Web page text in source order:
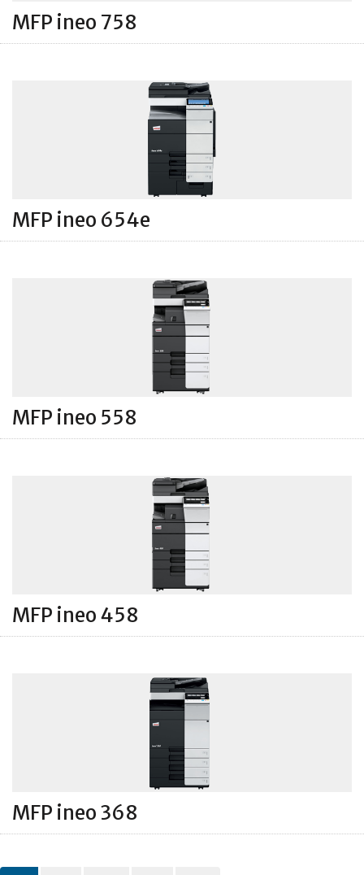
MFP ineo 758
MFP ineo 654e
MFP ineo 558
MFP ineo 458
MFP ineo 368